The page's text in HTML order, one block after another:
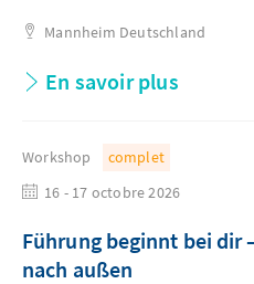
Mannheim Deutschland
En savoir plus
Workshop
complet
16 - 17 octobre 2026
Führung beginnt bei dir
nach außen